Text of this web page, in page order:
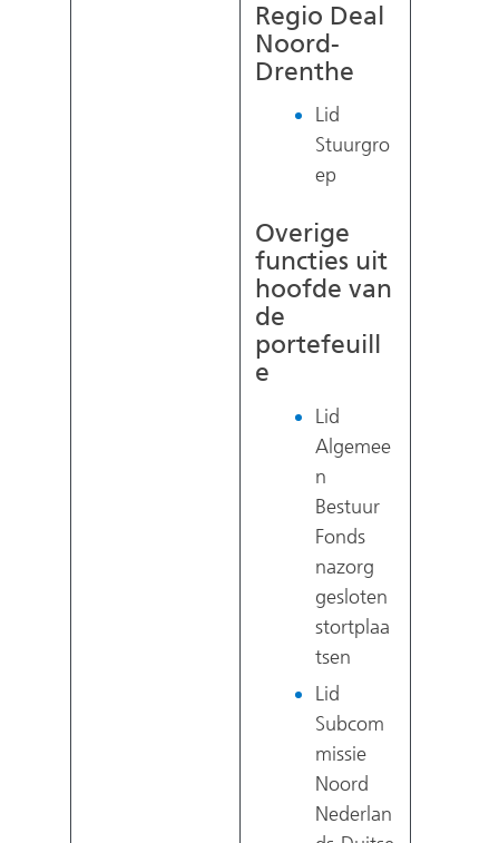
Regio Deal
Noord-
Drenthe
Lid
Stuurgro
ep
Overige
functies uit
hoofde van
de
portefeuill
e
Lid
Algemee
n
Bestuur
Fonds
nazorg
gesloten
stortplaa
tsen
Lid
Subcom
missie
Noord
Nederlan